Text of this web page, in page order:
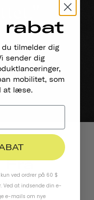
Fra
rabat
tilmelder dig
sender dig
mobilitet, som
at læse.
ved ordrer på 60 $
Ved at indsende din e-
e-mails om nye